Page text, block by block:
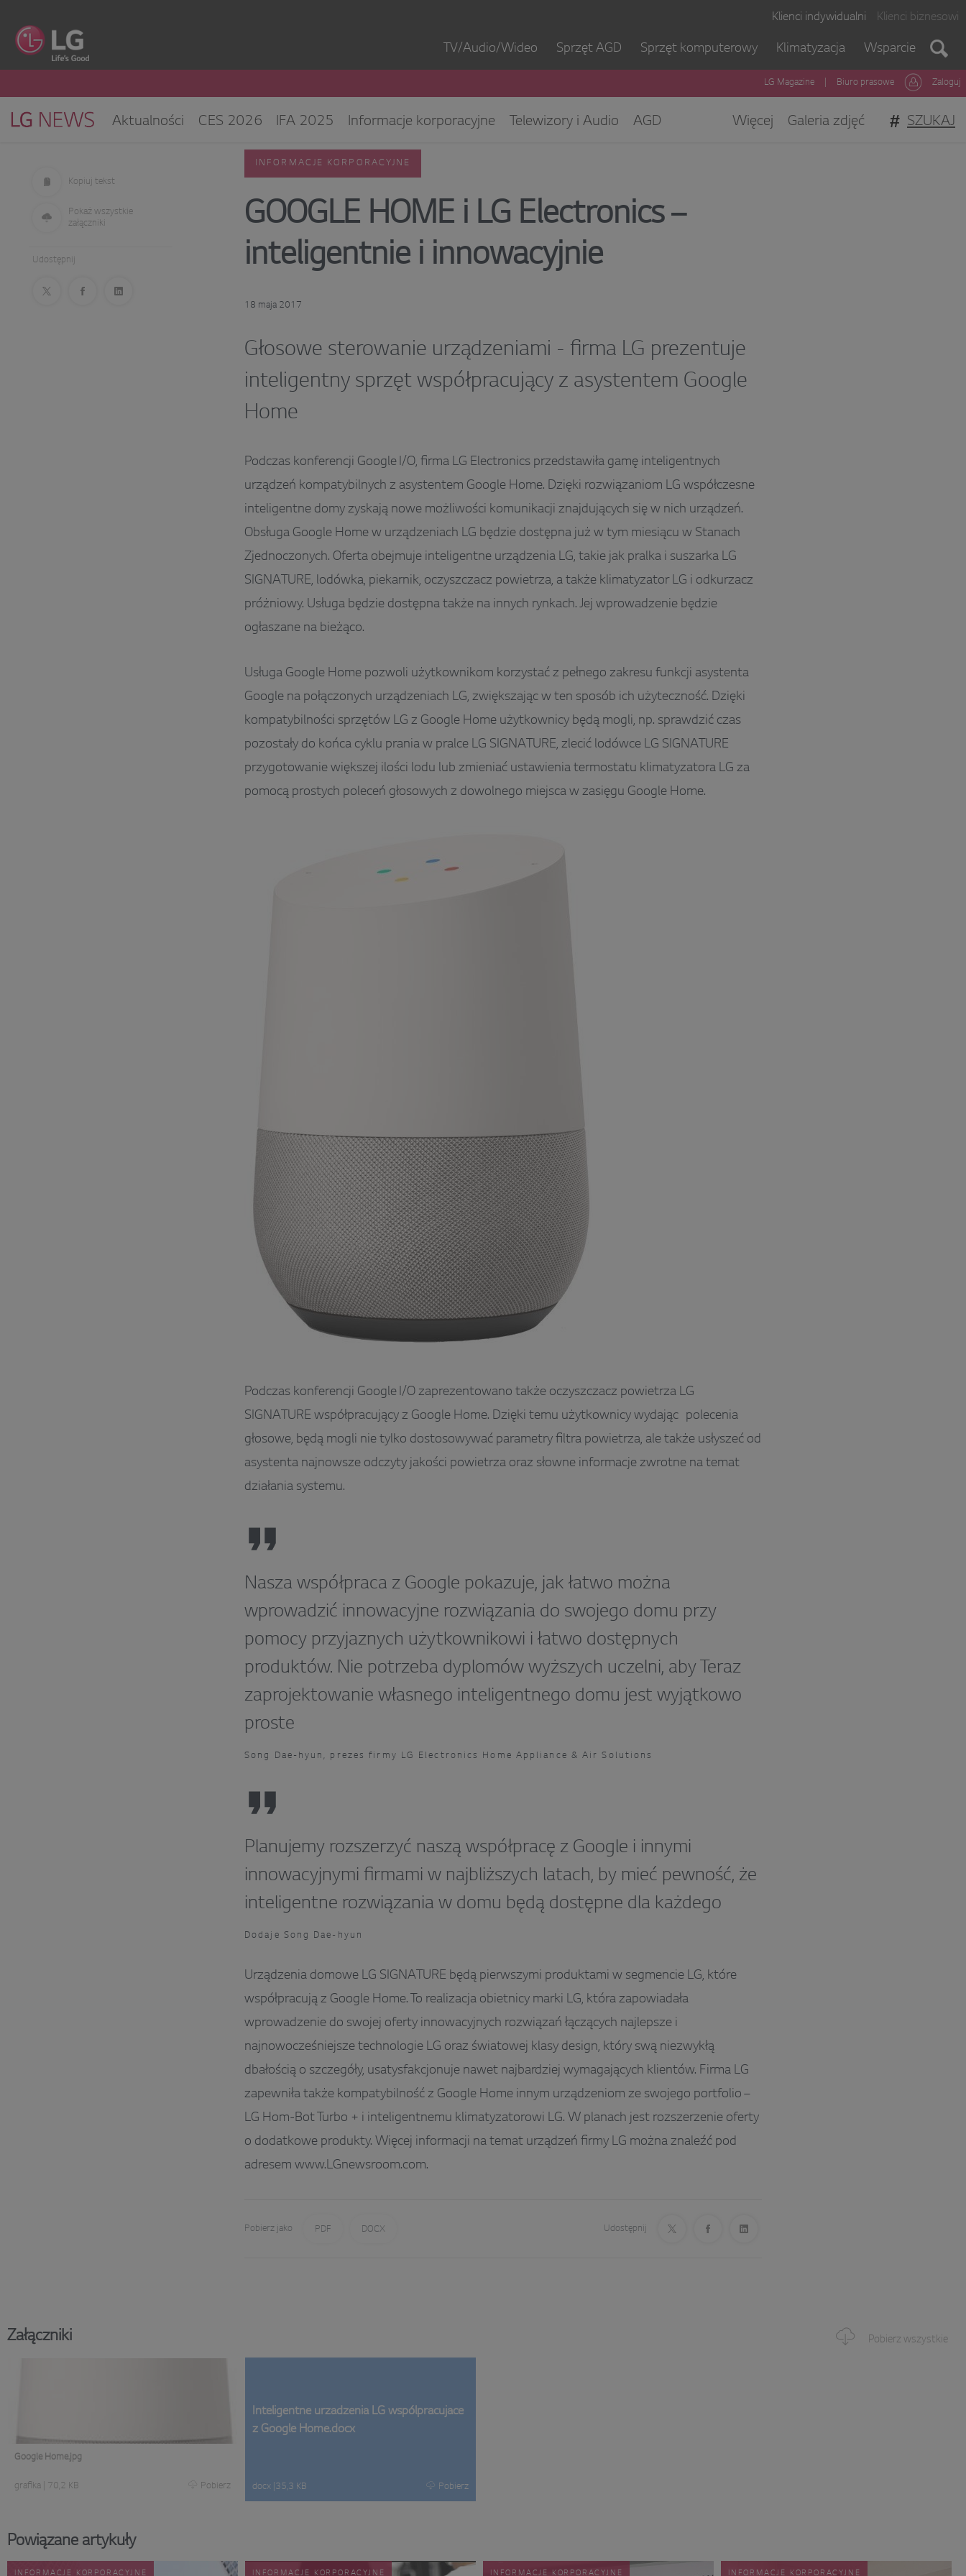
Klienci indywidualni Klienci biznesowi
TV/Audio/Wideo Sprzęt AGD Sprzęt komputerowy Klimatyzacja Wsparcie
LG Magazine Biuro prasowe Zaloguj
Aktualności CES 2026 IFA 2025 Informacje korporacyjne Telewizory i Audio
AGD
Klimatyzacja i pompy ciepła
Sprzęt IT ESG/CSR
Więcej Galeria zdjęć # SZUKAJ
Kopiuj tekst
Pokaż wszystkie
załączniki
Udostępnij
INFORMACJE KORPORACYJNE
GOOGLE HOME i LG Electronics –
inteligentnie i innowacyjnie
18 maja 2017
Głosowe sterowanie urządzeniami - firma LG prezentuje
inteligentny sprzęt współpracujący z asystentem Google
Home
Podczas konferencji Google I/O, firma LG Electronics przedstawiła gamę inteligentnych
urządzeń kompatybilnych z asystentem Google Home. Dzięki rozwiązaniom LG współczesne
inteligentne domy zyskają nowe możliwości komunikacji znajdujących się w nich urządzeń.
Obsługa Google Home w urządzeniach LG będzie dostępna już w tym miesiącu w Stanach
Zjednoczonych. Oferta obejmuje inteligentne urządzenia LG, takie jak pralka i suszarka LG
SIGNATURE, lodówka, piekarnik, oczyszczacz powietrza, a także klimatyzator LG i odkurzacz
próżniowy. Usługa będzie dostępna także na innych rynkach. Jej wprowadzenie będzie
ogłaszane na bieżąco.
Usługa Google Home pozwoli użytkownikom korzystać z pełnego zakresu funkcji asystenta
Google na połączonych urządzeniach LG, zwiększając w ten sposób ich użyteczność. Dzięki
kompatybilności sprzętów LG z Google Home użytkownicy będą mogli, np. sprawdzić czas
pozostały do końca cyklu prania w pralce LG SIGNATURE, zlecić lodówce LG SIGNATURE
przygotowanie większej ilości lodu lub zmieniać ustawienia termostatu klimatyzatora LG za
pomocą prostych poleceń głosowych z dowolnego miejsca w zasięgu Google Home.
Podczas konferencji Google I/O zaprezentowano także oczyszczacz powietrza LG
SIGNATURE współpracujący z Google Home. Dzięki temu użytkownicy wydając polecenia
głosowe, będą mogli nie tylko dostosowywać parametry filtra powietrza, ale także usłyszeć od
asystenta najnowsze odczyty jakości powietrza oraz słowne informacje zwrotne na temat
działania systemu.
Nasza współpraca z Google pokazuje, jak łatwo można
wprowadzić innowacyjne rozwiązania do swojego domu przy
pomocy przyjaznych użytkownikowi i łatwo dostępnych
produktów. Nie potrzeba dyplomów wyższych uczelni, aby Teraz
zaprojektowanie własnego inteligentnego domu jest wyjątkowo
proste
Song Dae-hyun, prezes firmy LG Electronics Home Appliance & Air Solutions
Planujemy rozszerzyć naszą współpracę z Google i innymi
innowacyjnymi firmami w najbliższych latach, by mieć pewność, że
inteligentne rozwiązania w domu będą dostępne dla każdego
Dodaje Song Dae-hyun
Urządzenia domowe LG SIGNATURE będą pierwszymi produktami w segmencie LG, które
współpracują z Google Home. To realizacja obietnicy marki LG, która zapowiadała
wprowadzenie do swojej oferty innowacyjnych rozwiązań łączących najlepsze i
najnowocześniejsze technologie LG oraz światowej klasy design, który swą niezwykłą
dbałością o szczegóły, usatysfakcjonuje nawet najbardziej wymagających klientów. Firma LG
zapewniła także kompatybilność z Google Home innym urządzeniom ze swojego portfolio –
LG Hom-Bot Turbo + i inteligentnemu klimatyzatorowi LG. W planach jest rozszerzenie oferty
o dodatkowe produkty. Więcej informacji na temat urządzeń firmy LG można znaleźć pod
adresem www.LGnewsroom.com.
Pobierz jako PDF DOCX Udostępnij
Załączniki Pobierz wszystkie
Google Home.jpg
grafika 70,2 KB Pobierz
Inteligentne urzadzenia LG wspólpracujace
z Google Home.docx
docx 35,3 KB Pobierz
Powiązane artykuły
INFORMACJE KORPORACYJNE INFORMACJE KORPORACYJNE INFORMACJE KORPORACYJNE INFORMACJE KORPORACYJNE